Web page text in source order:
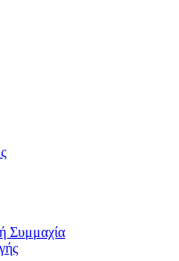
Συμμαχία